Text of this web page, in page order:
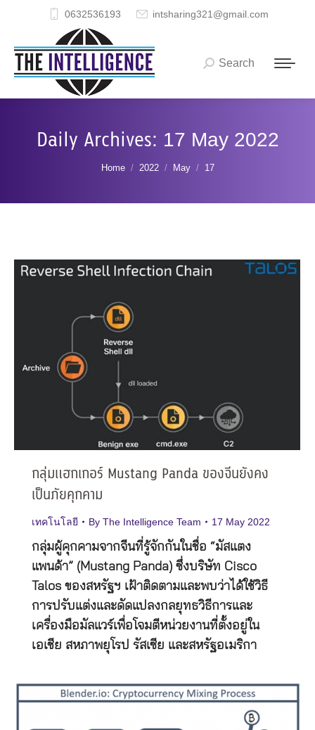
0632536193 intsharing321@gmail.com
Search:
Search
Daily Archives: 17 May 2022
You are here:
Home 2022 May 17
กลุ่มแฮกเกอร์ Mustang Panda ของจีนยังคง
เป็นภัยคุกคาม
เทคโนโลยี By The Intelligence Team 17 May 2022
กลุ่มผู้คุกคามจากจีนที่รู้จักกันในชื่อ “มัสแตง
แพนด้า” (Mustang Panda) ซึ่งบริษัท Cisco
Talos ของสหรัฐฯ เฝ้าติดตามและพบว่าได้ใช้วิธี
การปรับแต่งและดัดแปลงกลยุทธวิธีการและ
เครื่องมือมัลแวร์เพื่อโจมตีหน่วยงานที่ตั้งอยู่ใน
เอเชีย สหภาพยุโรป รัสเซีย และสหรัฐอเมริกา